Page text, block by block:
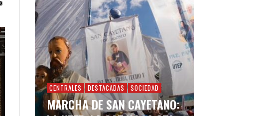
CENTRALES DESTACADAS SOCIEDAD
MARCHA DE SAN CAYETANO: